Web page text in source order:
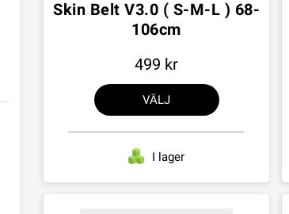
Skin Belt V3.0 ( S-M-L ) 68-
106cm
499
VÄLJ
I lager